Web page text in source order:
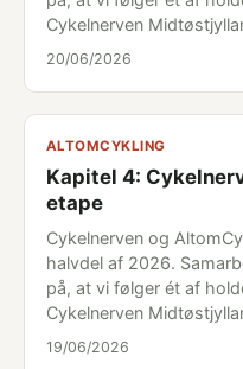
Cykelnerven
20/06/2026
ALTOMCYKLING
Kapitel 4:
etape
Cykelnerven og
halvdel af 2026.
på, at vi følger ét af
Cykelnerven
19/06/2026